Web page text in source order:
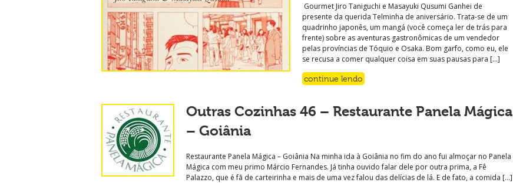
Gourmet Jiro Taniguchi e Masayuki Qusumi Ganhei de
presente da querida Telminha de aniversário. Trata-se de um
quadrinho japonês, um mangá (você começa ler de trás para
frente) sobre as aventuras gastronômicas de um vendedor
pelas províncias de Tóquio e Osaka. Bom garfo, como eu, ele
se recusa a comer qualquer coisa em suas pausas para […]
continue lendo
Outras Cozinhas 46 – Restaurante Panela Mágica
– Goiânia
Restaurante Panela Mágica – Goiânia Na minha ida à Goiânia no fim do ano fui almoçar no Panela
Mágica com meu primo Márcio Fernandes. Já tinha ouvido falar dele por outra prima, a Fê
Palazzo, que é fã de carteirinha e mais de uma vez falou das delícias de lá. E de fato, a comida […]